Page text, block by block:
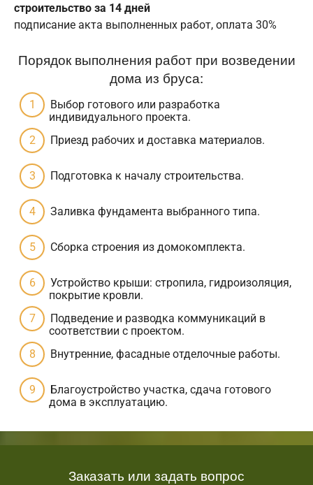
строительство за 14 дней
подписание акта выполненных работ, оплата 30%
Порядок выполнения работ при возведении
дома из бруса:
Выбор готового или разработка
индивидуального проекта.
Приезд рабочих и доставка материалов.
Подготовка к началу строительства.
Заливка фундамента выбранного типа.
Сборка строения из домокомплекта.
Устройство крыши: стропила, гидроизоляция,
покрытие кровли.
Подведение и разводка коммуникаций в
соответствии с проектом.
Внутренние, фасадные отделочные работы.
Благоустройство участка, сдача готового
дома в эксплуатацию.
Заказать или задать вопрос